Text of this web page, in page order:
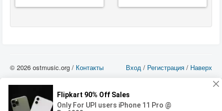
Вход / Регистрация / Наверх
© 2026 ostmusic.org / Контакты
можете использовать такие материалы только в том в случае, если
использование производится с ознакомительными целями - для прочих целей